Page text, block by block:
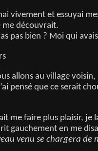
vivement et essuyai
me découvrait.
pas bien ? Moi qui
allons au village voisin,
pensé que ce serait
me faire plus plaisir, je
gauchement en me
venu se chargera de